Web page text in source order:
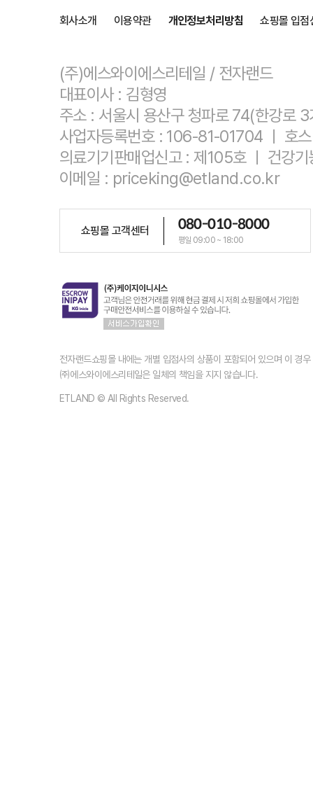
회사소개 이용약관 개인정보처리방침 쇼핑몰 입점
(주)에스와이에스리테일 / 전자랜드
대표이사 : 김형영
주소 : 서울시 용산구 청파로 74(한강로
사업자등록번호 : 106-81-01704 ㅣ 호
의료기기판매업신고 : 제105호 ㅣ 건강
이메일 : priceking@etland.co.kr
쇼핑몰 고객센터 080-010-8000
평일 09:00 ~ 18:00
전자랜드쇼핑몰 내에는 개별 입점사의 상품이 포함되어 있으며 이 경
㈜에스와이에스리테일은 일체의 책임을 지지 않습니다.
ETLAND © All Rights Reserved.